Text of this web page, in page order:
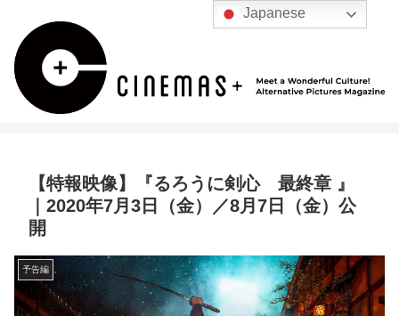
【特報映像】『るろうに剣心 最終章 』
｜2020年7月3日（金）／8月7日（金）公
開
予告編
Japanese